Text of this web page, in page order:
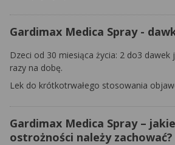
Gardimax Medica Spray -
Dzeci od 30 miesiąca życia: 2 do3
razy na dobę.
Lek do krótkotrwałego stosowania
Gardimax Medica Spray –
ostrożności należy zachować?